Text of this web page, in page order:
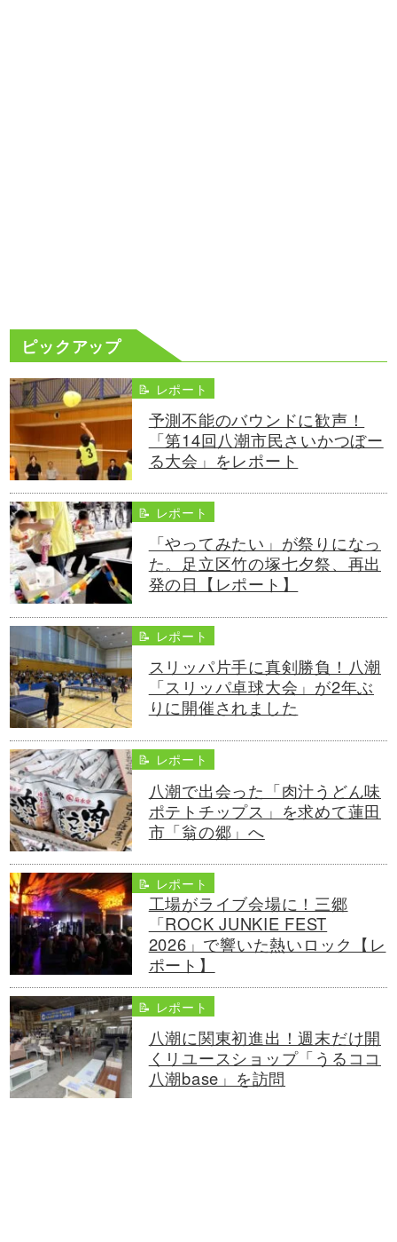
ピックアップ
📝 レポート
予測不能のバウンドに歓声！
「第14回八潮市民さいかつぼー
る大会」をレポート
📝 レポート
「やってみたい」が祭りになっ
た。足立区竹の塚七夕祭、再出
発の日【レポート】
📝 レポート
スリッパ片手に真剣勝負！八潮
「スリッパ卓球大会」が2年ぶ
りに開催されました
📝 レポート
八潮で出会った「肉汁うどん味
ポテトチップス」を求めて蓮田
市「翁の郷」へ
📝 レポート
工場がライブ会場に！三郷
「ROCK JUNKIE FEST
2026」で響いた熱いロック【レ
ポート】
📝 レポート
八潮に関東初進出！週末だけ開
くリユースショップ「うるココ
八潮base」を訪問